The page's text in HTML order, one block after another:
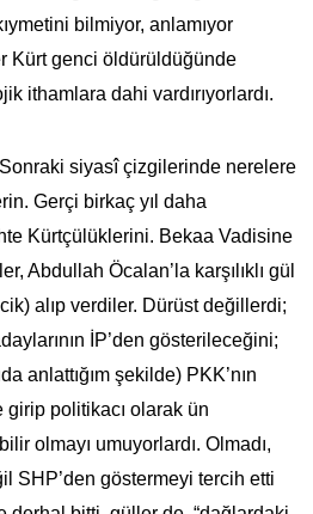
bilmiyor, anlamıyor
Kürt genci öldürüldüğünde
ithamlara dahi vardırıyorlardı.
siyasî çizgilerinde nerelere
Gerçi birkaç yıl daha
Kürtçülüklerini. Bekaa Vadisine
Abdullah Öcalan’la karşılıklı gül
alıp verdiler. Dürüst değillerdi;
İP’den gösterileceğini;
anlattığım şekilde) PKK’nın
girip politikacı olarak ün
olmayı umuyorlardı. Olmadı,
SHP’den göstermeyi tercih etti